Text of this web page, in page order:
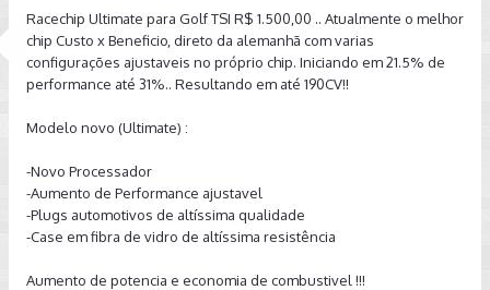
Racechip Ultimate para Golf TSI R$ 1.500,00 .. Atualmente o melhor
chip Custo x Beneficio, direto da alemanhã com varias
configurações ajustaveis no próprio chip. Iniciando em 21.5% de
performance até 31%.. Resultando em até 190CV!!
Modelo novo (Ultimate) :
-Novo Processador
-Aumento de Performance ajustavel
-Plugs automotivos de altíssima qualidade
-Case em fibra de vidro de altíssima resistência
Aumento de potencia e economia de combustivel !!!